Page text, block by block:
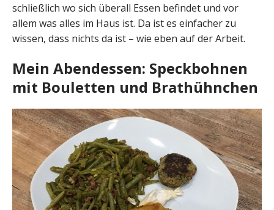
schließlich wo sich überall Essen befindet und vor
allem was alles im Haus ist. Da ist es einfacher zu
wissen, dass nichts da ist – wie eben auf der Arbeit.
Mein Abendessen: Speckbohnen
mit Bouletten und Brathühnchen